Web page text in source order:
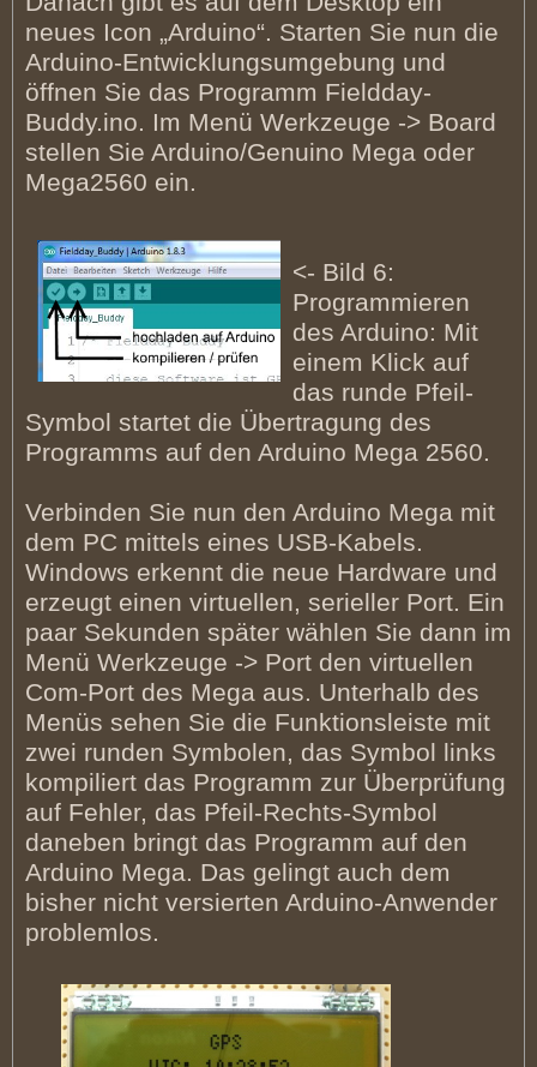
neues Icon „Arduino“. Starten Sie nun die
Arduino-Entwicklungsumgebung und
öffnen Sie das Programm Fieldday-
Buddy.ino. Im Menü Werkzeuge -> Board
stellen Sie Arduino/Genuino Mega oder
Mega2560 ein.
<- Bild 6:
Programmieren
des Arduino: Mit
einem Klick auf
das runde Pfeil-
Symbol startet die Übertragung des
Programms auf den Arduino Mega 2560.
Verbinden Sie nun den Arduino Mega mit
dem PC mittels eines USB-Kabels.
Windows erkennt die neue Hardware und
erzeugt einen virtuellen, serieller Port. Ein
paar Sekunden später wählen Sie dann im
Menü Werkzeuge -> Port den virtuellen
Com-Port des Mega aus. Unterhalb des
Menüs sehen Sie die Funktionsleiste mit
zwei runden Symbolen, das Symbol links
kompiliert das Programm zur Überprüfung
auf Fehler, das Pfeil-Rechts-Symbol
daneben bringt das Programm auf den
Arduino Mega. Das gelingt auch dem
bisher nicht versierten Arduino-Anwender
problemlos.